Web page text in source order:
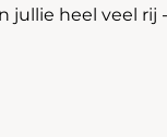
jullie heel veel rij -